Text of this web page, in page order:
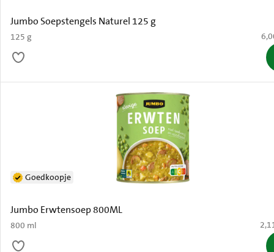
Jumbo Soepstengels Naturel 125 g
125 g €
Jumbo Erwtensoep 800ML
800 ml
Goedkoopje
€